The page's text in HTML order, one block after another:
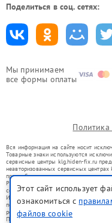
Мы принимаем
все формы оплаты
Поделиться в соц. сетях:
Вся информация на сайте носит
Товарные знаки используются
сервисные центры klg.hiden-fix.ru
неавторизованных сервисных
правообладателями товарных знаков
Ремонт осуществляется для
со статьей 1487 ГК РФ.
Использование товарных знаков не
потребителей в заблуждение, а
ремонту техники указанных брендов.
Представленная на сайте информация
Этот сайт использует
ознакомиться с
файлов cookie